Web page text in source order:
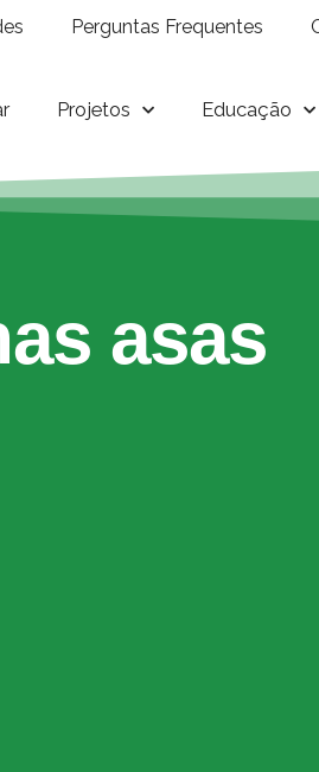
Perguntas Frequentes
Projetos Educação
asas